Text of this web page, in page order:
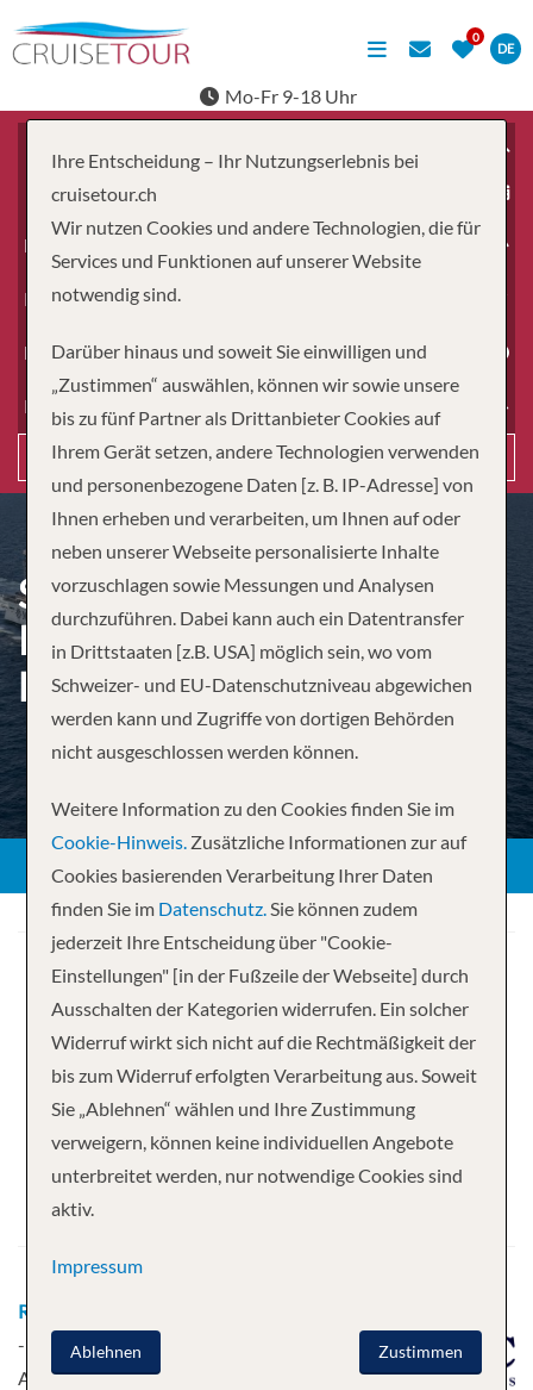
DE
Mo-Fr 9-18 Uhr
Erwachsene
Kinder
Dauer
Reiseart
Suchen
SCHÖNHEIT ZWEIER
KONTINENTE: VON
BRASILIEN NACH ITALIEN
Ihre Kreuzfahrt
16 NächteMSC Seaview
Abfahrt
Route
- Santa Cruz de Tenerife - Gibraltar -
Alicante - Valencia - Genua, Italien
Ihre Entscheidung – Ihr Nutzungserlebnis bei
cruisetour.ch
Wir nutzen Cookies und andere Technologien, die für
Services und Funktionen auf unserer Website
notwendig sind.
Darüber hinaus und soweit Sie einwilligen und
„Zustimmen“ auswählen, können wir sowie unsere
bis zu fünf Partner als Drittanbieter Cookies auf
Ihrem Gerät setzen, andere Technologien verwenden
und personenbezogene Daten [z. B. IP-Adresse] von
Ihnen erheben und verarbeiten, um Ihnen auf oder
neben unserer Webseite personalisierte Inhalte
vorzuschlagen sowie Messungen und Analysen
durchzuführen. Dabei kann auch ein Datentransfer
in Drittstaaten [z.B. USA] möglich sein, wo vom
Schweizer- und EU-Datenschutzniveau abgewichen
werden kann und Zugriffe von dortigen Behörden
nicht ausgeschlossen werden können.
Weitere Information zu den Cookies finden Sie im
Cookie-Hinweis. Zusätzliche Informationen zur auf
Cookies basierenden Verarbeitung Ihrer Daten
finden Sie im Datenschutz.Sie können zudem
jederzeit Ihre Entscheidung über "Cookie-
Einstellungen" [in der Fußzeile der Webseite] durch
Ausschalten der Kategorien widerrufen. Ein solcher
Widerruf wirkt sich nicht auf die Rechtmäßigkeit der
bis zum Widerruf erfolgten Verarbeitung aus. Soweit
Sie „Ablehnen“ wählen und Ihre Zustimmung
verweigern, können keine individuellen Angebote
unterbreitet werden, nur notwendige Cookies sind
aktiv.
Impressum
Zustimmen
Ablehnen